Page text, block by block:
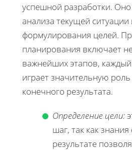
успешной разработки. Оно
анализа текущей ситуации
формулирования целей.
планирования включает
важнейших этапов,
играет значительную
конечного результата.
Определение цели:
шаг, так как
результате